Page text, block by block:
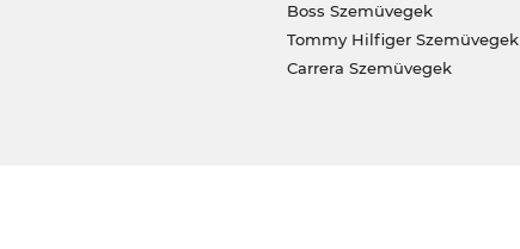
Boss Szemüvegek
Tommy Hilfiger Szemüvegek
Carrera Szemüvegek